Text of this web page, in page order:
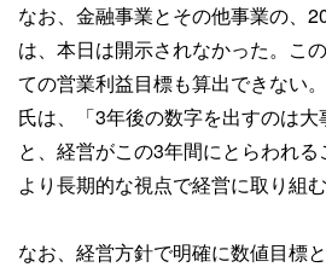
なお、金融事業とその他事業の、
は、本日は開示されなかった。こ
ての営業利益目標も算出できない
氏は、「3年後の数字を出すのは
と、経営がこの3年間にとらわれる
より長期的な視点で経営に取り組
なお、経営方針で明確に数値目標